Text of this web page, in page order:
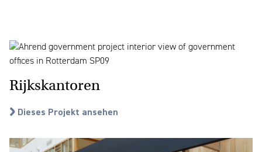
Rijkskantoren
Dieses Projekt ansehen